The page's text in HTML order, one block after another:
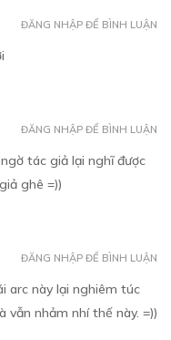
Free
ĐĂNG NHẬP ĐỂ BÌNH LUẬN
tác giả lại nghĩ được
ghê =))
ĐĂNG NHẬP ĐỂ BÌNH LUẬN
arc này lại nghiêm túc
nhảm nhí thế này. =))
ĐĂNG NHẬP ĐỂ BÌNH LUẬN